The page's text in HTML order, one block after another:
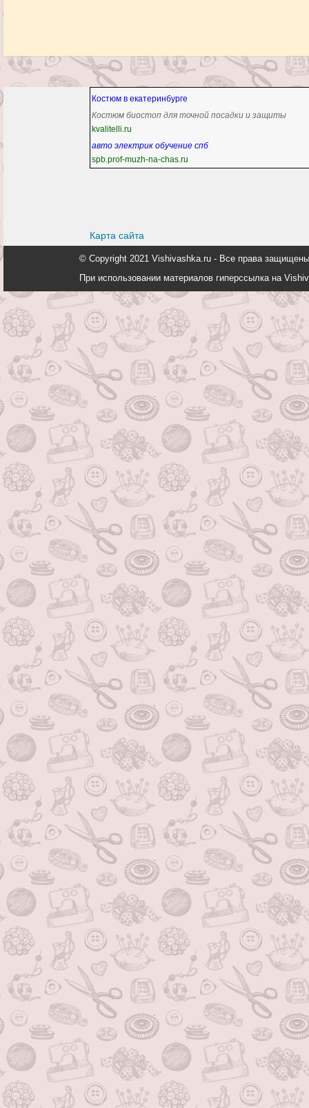
Костюм в екатеринбурге
Костюм биостоп для точной посадки и защиты
kvalitelli.ru
авто электрик обучение спб
spb.prof-muzh-na-chas.ru
Карта сайта
© Copyright 2021 Vishivashka.ru - Все права
При использовании материалов гиперссылка на